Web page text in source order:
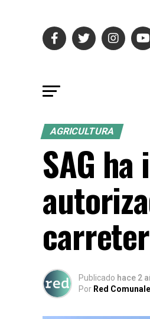
AGRICULTURA
SAG
Publicado hace 2
Por Red